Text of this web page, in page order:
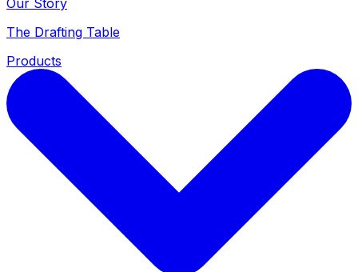
The Drafting Table
Products